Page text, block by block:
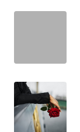
WN
BALI